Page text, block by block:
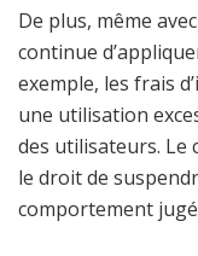
De plus, même
continue
exemple, les frais
une utilisation
des utilisateurs. Le
le droit de
comportement